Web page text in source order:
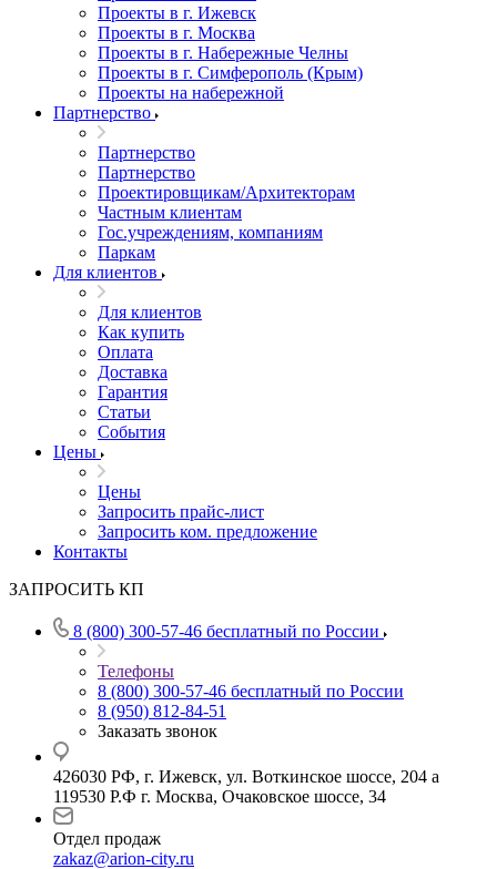
Проекты в г. Ижевск
Проекты в г. Москва
Проекты в г. Набережные Челны
Проекты в г. Симферополь (Крым)
Проекты на набережной
Партнерство
Партнерство
Партнерство
Проектировщикам/Архитекторам
Частным клиентам
Гос.учреждениям, компаниям
Паркам
Для клиентов
Для клиентов
Как купить
Оплата
Доставка
Гарантия
Статьи
События
Цены
Цены
Запросить прайс-лист
Запросить ком. предложение
Контакты
ЗАПРОСИТЬ КП
8 (800) 300-57-46 бесплатный по России
Телефоны
8 (800) 300-57-46 бесплатный по России
8 (950) 812-84-51
Заказать звонок
426030 РФ, г. Ижевск, ул. Воткинское шоссе, 204 а
119530 Р.Ф г. Москва, Очаковское шоссе, 34
Отдел продаж
zakaz@arion-city.ru